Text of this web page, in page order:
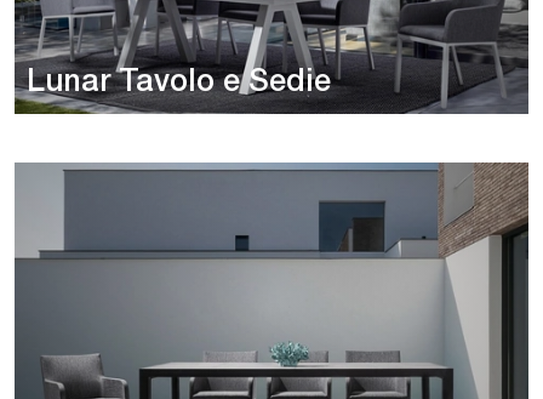
Lunar Tavolo e Sedie